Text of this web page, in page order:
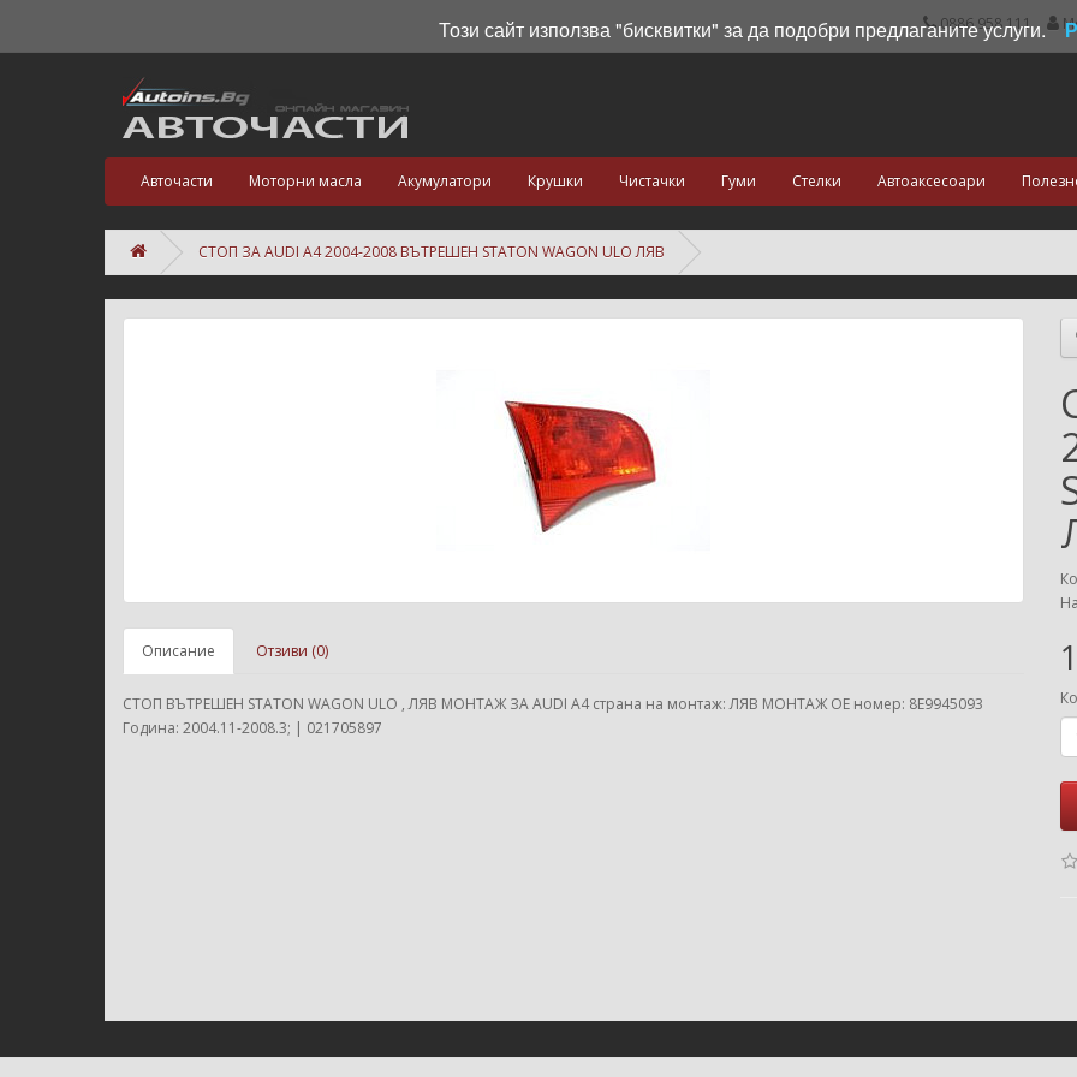
0886 958 111
Авточасти Моторни масла Акумулатори Крушки Чистачки Гуми Стелки Автоаксесоари
СТОП ЗА AUDI A4 2004-2008 ВЪТРЕШЕН STATON WAGON ULO ЛЯВ
Описание Отзиви (0)
СТОП ВЪТРЕШЕН STATON WAGON ULO , ЛЯВ МОНТАЖ ЗА AUDI A4 страна на монтаж: ЛЯВ МОНТАЖ ОЕ номер: 8E9945093
Година: 2004.11-2008.3; | 021705897
Този сайт използва "бисквитки" за да подобри предлаганите услуги.